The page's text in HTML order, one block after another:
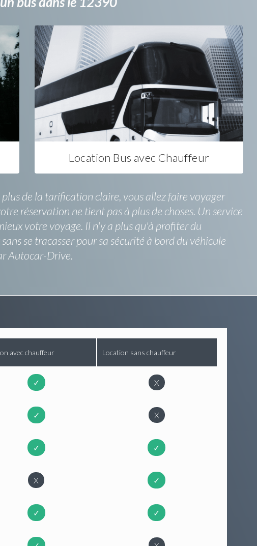
Location Bus avec Chauffeur
de la tarification claire, vous allez faire voyager
réservation ne tient pas à plus de choses. Un service
votre voyage. Il n'y a plus qu'à profiter du
se tracasser pour sa sécurité à bord du véhicule
Autocar-Drive.
avec chauffeur Location sans chauffeur
✓ X
✓ X
✓ ✓
X ✓
✓ ✓